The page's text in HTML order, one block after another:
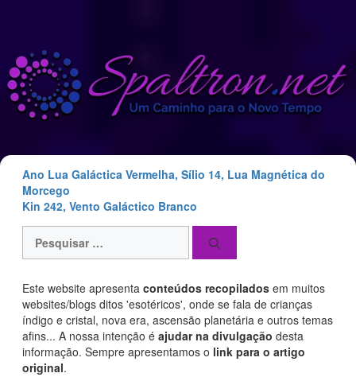
conteúdo
Ano Lua Galáctica Vermelha, Sílio 14, Lua Magnética do
Morcego
Kin 242, Vento Galáctico Branco
por:
Este website apresenta conteúdos recopilados em muitos
websites/blogs ditos 'esotéricos', onde se fala de crianças
índigo e cristal, nova era, ascensão planetária e outros temas
afins... A nossa intenção é ajudar na divulgação desta
informação. Sempre apresentamos o link para o artigo
original.